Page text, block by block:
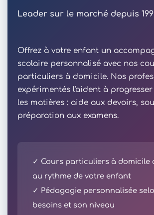
Leader sur le marché depuis
Offrez à votre enfant un
scolaire personnalisé avec nos
particuliers à domicile. Nos
expérimentés l'aident à
les matières : aide aux devoirs,
préparation aux examens.
✓ Cours particuliers à domicile
au rythme de votre enfant
✓ Pédagogie personnalisée
besoins et son niveau